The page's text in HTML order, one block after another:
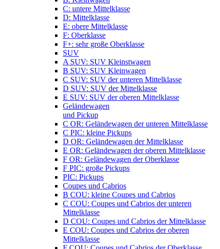
C: untere Mittelklasse
D: Mittelklasse
E: obere Mittelklasse
F: Oberklasse
F+: sehr große Oberklasse
SUV
A SUV: SUV Kleinstwagen
B SUV: SUV Kleinwagen
C SUV: SUV der unteren Mittelklasse
D SUV: SUV der Mittelklasse
E SUV: SUV der oberen Mittelklasse
Geländewagen
und Pickup
C OR: Geländewagen der unteren Mittelklasse
C PIC: kleine Pickups
D OR: Geländewagen der Mittelklasse
E OR: Geländewagen der oberen Mittelklasse
F OR: Geländewagen der Oberklasse
F PIC: große Pickups
PIC: Pickups
Coupes und Cabrios
B COU: kleine Coupes und Cabrios
C COU: Coupes und Cabrios der unteren
Mittelklasse
D COU: Coupes und Cabrios der Mittelklasse
E COU: Coupes und Cabrios der oberen
Mittelklasse